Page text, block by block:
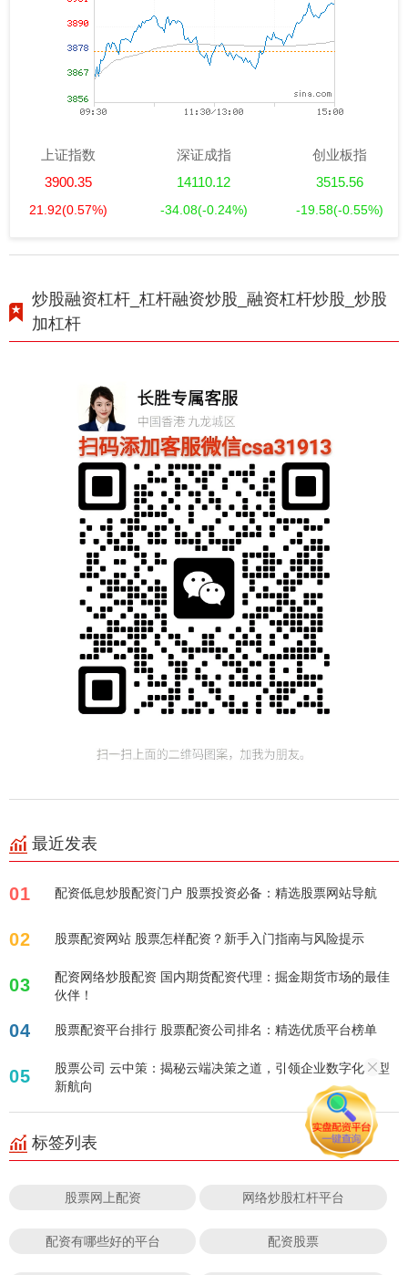
上证指数
3900.35
21.92(0.57%)
深证成指
14110.12
-34.08(-0.24%)
创业板指
3515.56
-19.58(-0.55%)
炒股融资杠杆_杠杆融资炒股_融资杠杆炒股_炒股
加杠杆
最近发表
01 配资低息炒股配资门户 股票投资必备：精选股票网站导航
02 股票配资网站 股票怎样配资？新手入门指南与风险提示
03
配资网络炒股配资 国内期货配资代理：掘金期货市场的最佳
伙伴！
04 股票配资平台排行 股票配资公司排名：精选优质平台榜单
05
股票公司 云中策：揭秘云端决策之道，引领企业数字化转型
新航向
标签列表
股票网上配资 网络炒股杠杆平台
配资有哪些好的平台 配资股票